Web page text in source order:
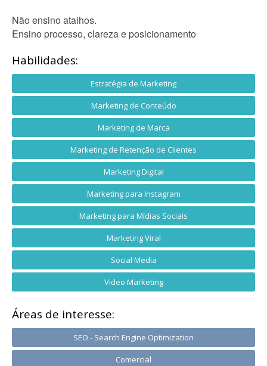
Não ensino atalhos.
Ensino processo, clareza e posicionamento
Habilidades:
Estratégia de Marketing
Marketing de Conteúdo
Marketing de Marca
Marketing de Retenção de Clientes
Marketing Digital
Marketing para Instagram
Marketing para Mídias Sociais
Marketing Viral
Social Media
Video Marketing
Áreas de interesse:
SEO - Search Engine Optimization
Comercial